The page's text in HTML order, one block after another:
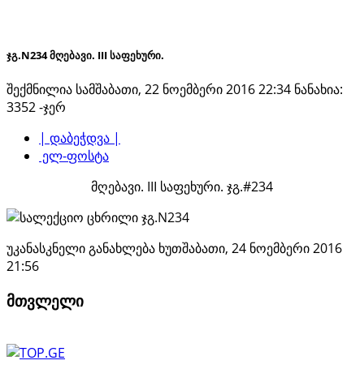
ჯგ.N234 მღებავი. III საფეხური.
შექმნილია სამშაბათი, 22 ნოემბერი 2016 22:34 ნანახია:
3352 -ჯერ
| დაბეჭდვა |
ელ-ფოსტა
მღებავი. III საფეხური. ჯგ.#234
უკანასკნელი განახლება ხუთშაბათი, 24 ნოემბერი 2016
21:56
მთვლელი